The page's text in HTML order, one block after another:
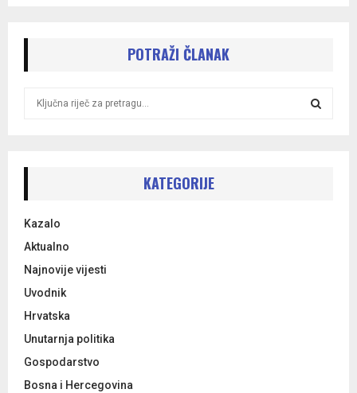
POTRAŽI ČLANAK
r
:
KATEGORIJE
Kazalo
Aktualno
Najnovije vijesti
Uvodnik
Hrvatska
Unutarnja politika
Gospodarstvo
Bosna i Hercegovina